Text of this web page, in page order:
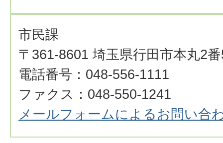
市民課
〒361-8601 埼玉県行田市本丸2
電話番号：048-556-1111
ファクス：048-550-1241
メールフォームによるお問い合